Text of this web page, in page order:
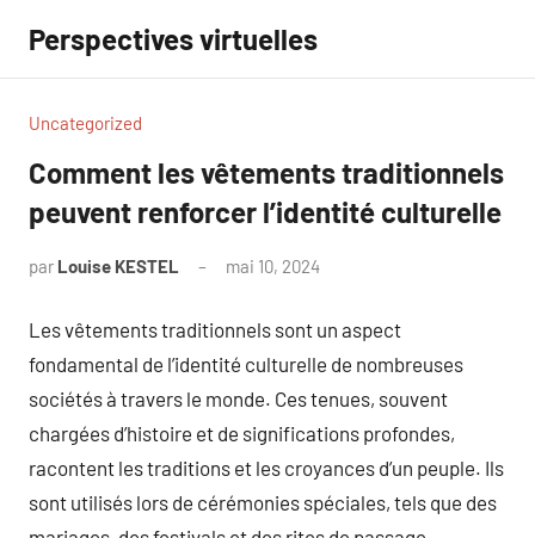
contenu
Perspectives virtuelles
Uncategorized
Comment les vêtements traditionnels
peuvent renforcer l’identité culturelle
par Louise KESTEL mai 10, 2024
Les vêtements traditionnels sont un aspect
fondamental de l’identité culturelle de nombreuses
sociétés à travers le monde. Ces tenues, souvent
chargées d’histoire et de significations profondes,
racontent les traditions et les croyances d’un peuple. Ils
sont utilisés lors de cérémonies spéciales, tels que des